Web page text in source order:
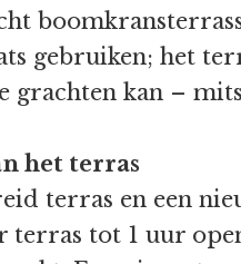
gebruiken; het
grachten kan –
het terras
terras en een
terras tot 1 uur